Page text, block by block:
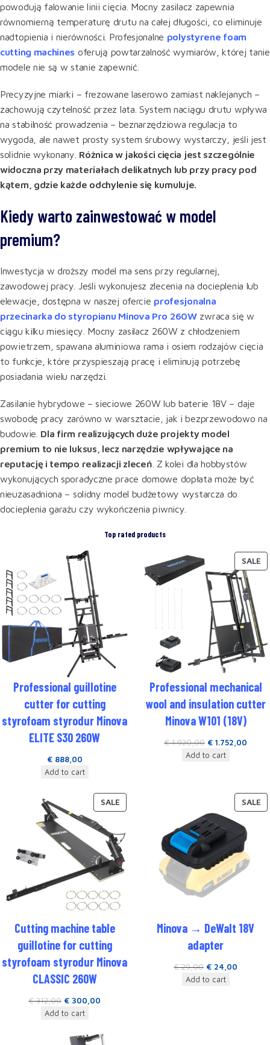
powodują falowanie linii cięcia. Mocny zasilacz zapewnia
równomierną temperaturę drutu na całej długości, co eliminuje
nadtopienia i nierówności. Profesjonalne polystyrene foam
cutting machines oferują powtarzalność wymiarów, której tanie
modele nie są w stanie zapewnić.
Precyzyjne miarki – frezowane laserowo zamiast naklejanych –
zachowują czytelność przez lata. System naciągu drutu wpływa
na stabilność prowadzenia – beznarzędziowa regulacja to
wygoda, ale nawet prosty system śrubowy wystarczy, jeśli jest
solidnie wykonany. Różnica w jakości cięcia jest szczególnie
widoczna przy materiałach delikatnych lub przy pracy pod
kątem, gdzie każde odchylenie się kumuluje.
Kiedy warto zainwestować w model
premium?
Inwestycja w droższy model ma sens przy regularnej,
zawodowej pracy. Jeśli wykonujesz zlecenia na docieplenia lub
elewacje, dostępna w naszej ofercie profesjonalna
przecinarka do styropianu Minova Pro 260Wzwraca się w
ciągu kilku miesięcy. Mocny zasilacz 260W z chłodzeniem
powietrzem, spawana aluminiowa rama i osiem rodzajów cięcia
to funkcje, które przyspieszają pracę i eliminują potrzebę
posiadania wielu narzędzi.
Zasilanie hybrydowe – sieciowe 260W lub baterie 18V – daje
swobodę pracy zarówno w warsztacie, jak i bezprzewodowo na
budowie. Dla firm realizujących duże projekty model
premium to nie luksus, lecz narzędzie wpływające na
reputację i tempo realizacji zleceń . Z kolei dla hobbystów
wykonujących sporadyczne prace domowe dopłata może być
nieuzasadniona – solidny model budżetowy wystarcza do
docieplenia garażu czy wykończenia piwnicy.
Top rated products
Professional guillotine
cutter for cutting
styrofoam styrodur Minova
ELITE S30 260W
€888,00
Add to cart
SALE
Professional mechanical
wool and insulation cutter
Minova W101 (18V)
€1.920,00 €1.752,00
Add to cart
SALE
Cutting machine table
guillotine for cutting
styrofoam styrodur Minova
CLASSIC 260W
€312,00 €300,00
Add to cart
SALE
Minova → DeWalt 18V
adapter
€29,00 €24,00
Add to cart